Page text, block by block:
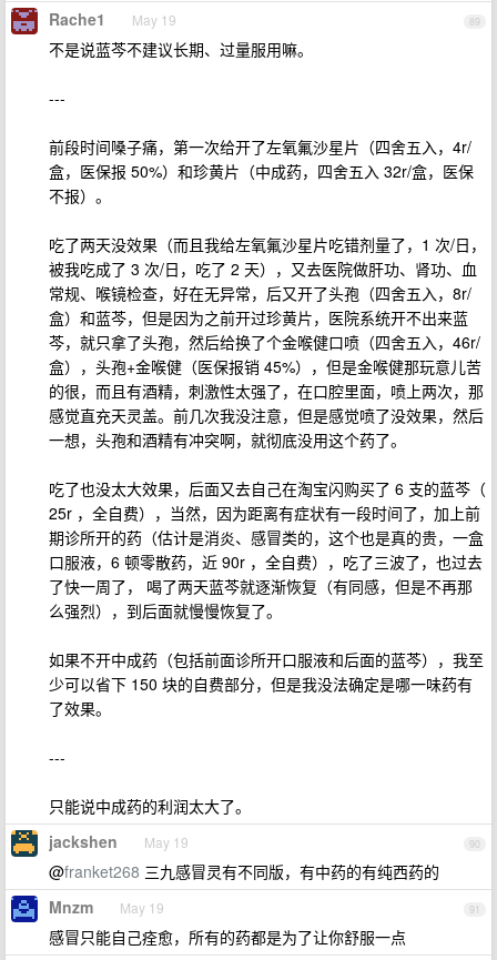
89
Rache1 May 19
不是说蓝芩不建议长期、过量服用嘛。
---
前段时间嗓子痛，第一次给开了左氧氟沙星片（四舍五入，4r/
盒，医保报 50%）和珍黄片（中成药，四舍五入 32r/盒，医保
不报）。
吃了两天没效果（而且我给左氧氟沙星片吃错剂量了，1 次/日，
被我吃成了 3 次/日，吃了 2 天），又去医院做肝功、肾功、血
常规、喉镜检查，好在无异常，后又开了头孢（四舍五入，8r/
盒）和蓝芩，但是因为之前开过珍黄片，医院系统开不出来蓝
芩，就只拿了头孢，然后给换了个金喉健口喷（四舍五入，46r/
盒），头孢+金喉健（医保报销 45%），但是金喉健那玩意儿苦
的很，而且有酒精，刺激性太强了，在口腔里面，喷上两次，那
感觉直充天灵盖。前几次我没注意，但是感觉喷了没效果，然后
一想，头孢和酒精有冲突啊，就彻底没用这个药了。
吃了也没太大效果，后面又去自己在淘宝闪购买了 6 支的蓝芩（
25r ，全自费），当然，因为距离有症状有一段时间了，加上前
期诊所开的药（估计是消炎、感冒类的，这个也是真的贵，一盒
口服液，6 顿零散药，近 90r ，全自费），吃了三波了，也过去
了快一周了， 喝了两天蓝芩就逐渐恢复（有同感，但是不再那
么强烈），到后面就慢慢恢复了。
如果不开中成药（包括前面诊所开口服液和后面的蓝芩），我至
少可以省下 150 块的自费部分，但是我没法确定是哪一味药有
了效果。
---
只能说中成药的利润太大了。
90
jackshen May 19
@franket268 三九感冒灵有不同版，有中药的有纯西药的
91
Mnzm May 19
感冒只能自己痊愈，所有的药都是为了让你舒服一点